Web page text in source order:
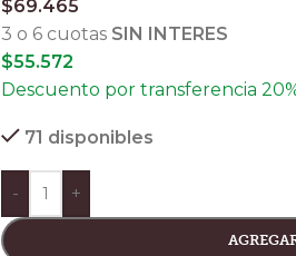
$69.465
3 o 6 cuotas SIN INTERES
$55.572
Descuento por transferencia
71 disponibles
- +